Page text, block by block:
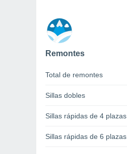
Remontes
Total de remontes
Sillas dobles
Sillas rápidas de 4 plazas
Sillas rápidas de 6 plazas